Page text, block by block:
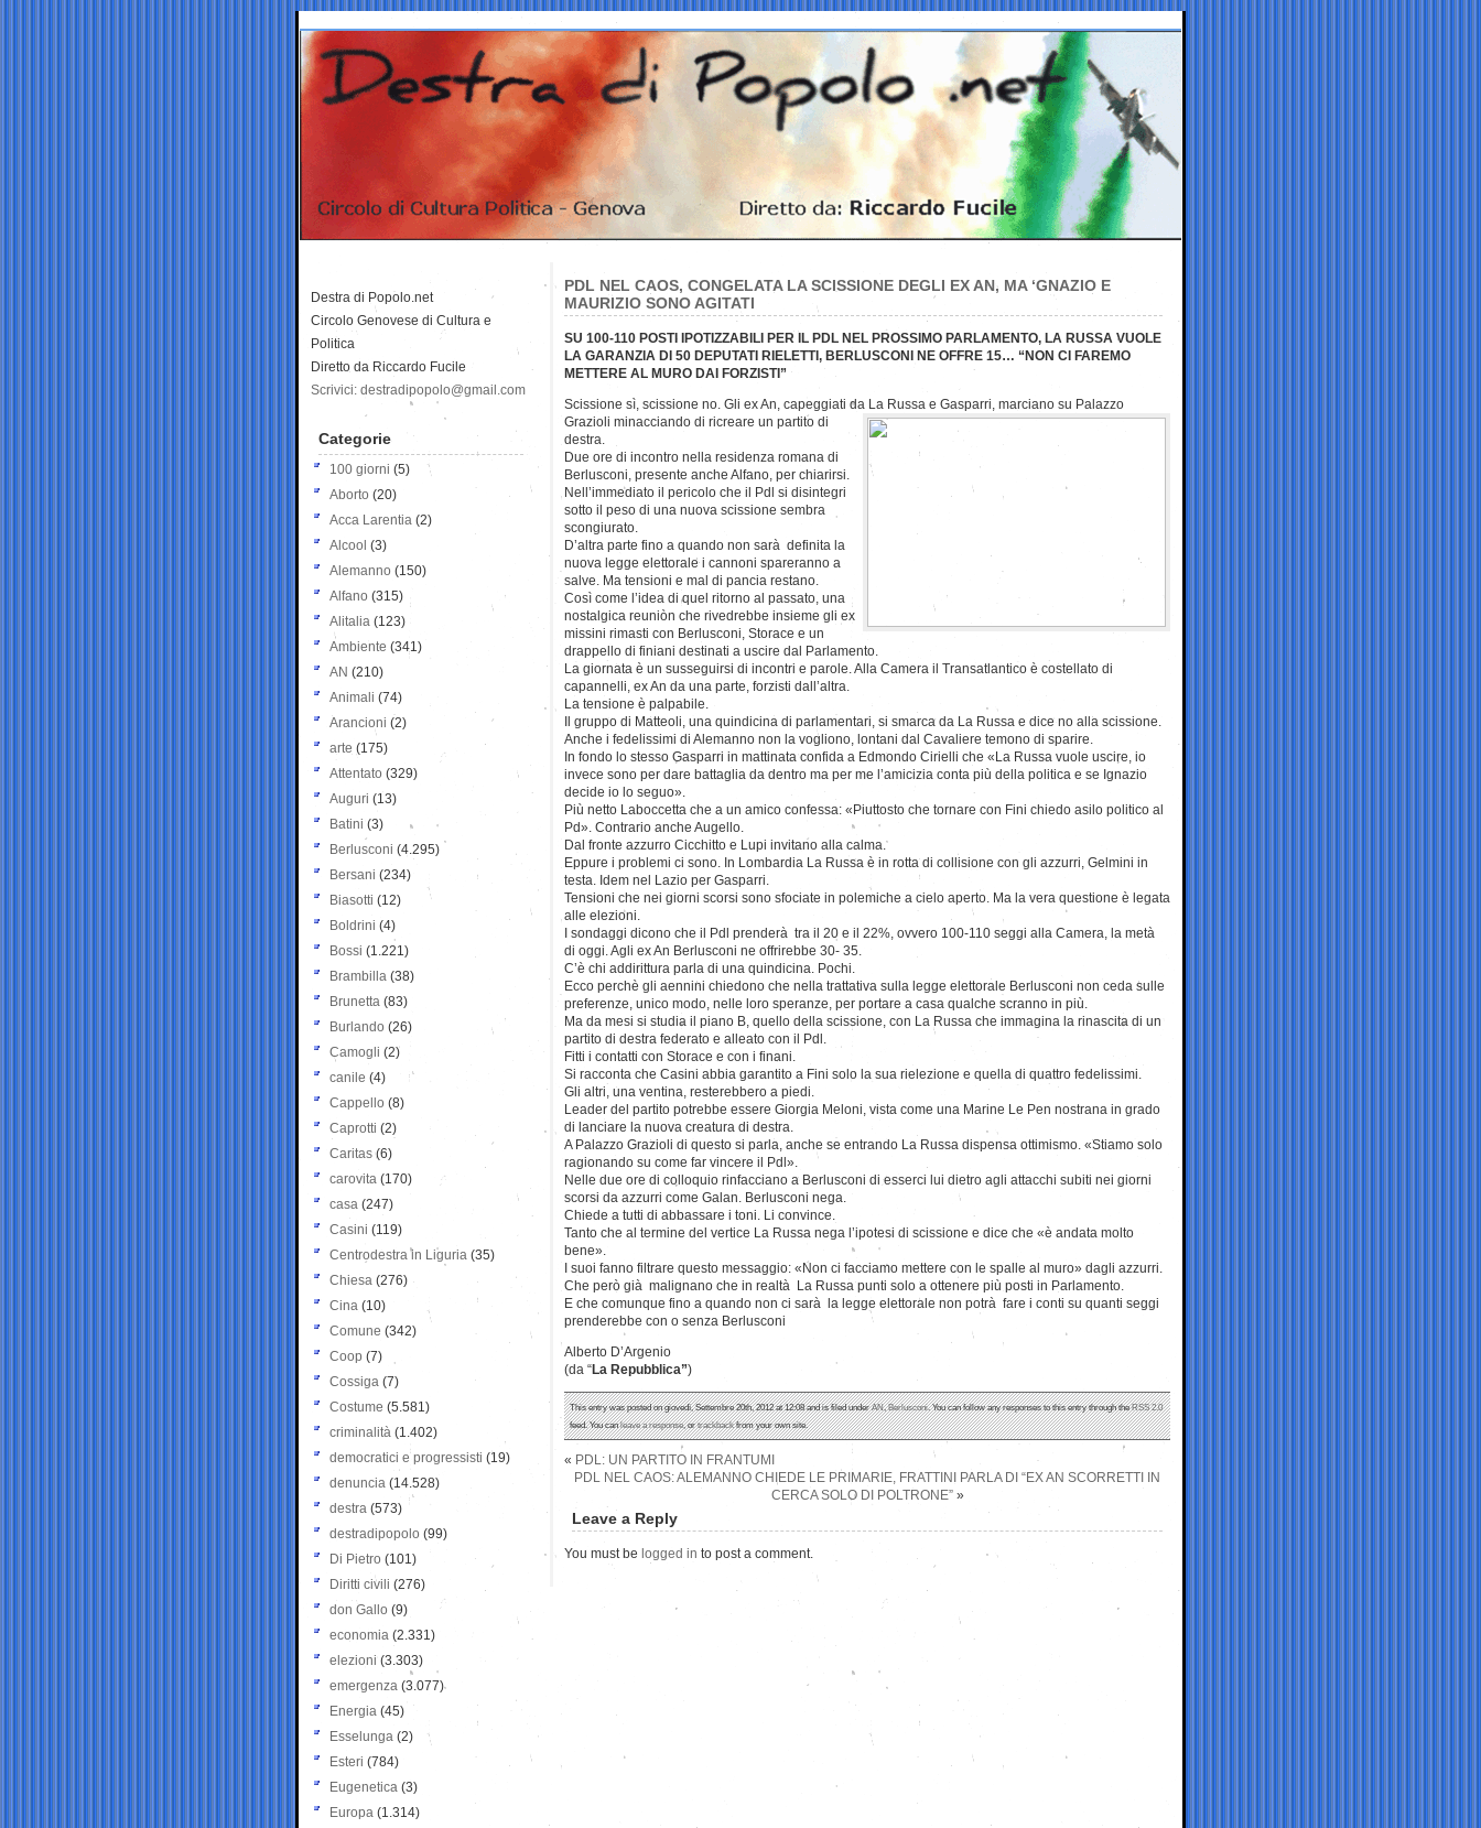
PDL NEL CAOS, CONGELATA LA SCISSIONE DEGLI EX AN, MA ‘GNAZIO E
MAURIZIO SONO AGITATI
SU 100-110 POSTI IPOTIZZABILI PER IL PDL NEL PROSSIMO PARLAMENTO, LA RUSSA VUOLE
LA GARANZIA DI 50 DEPUTATI RIELETTI, BERLUSCONI NE OFFRE 15… “NON CI FAREMO
METTERE AL MURO DAI FORZISTI”
Scissione sì, scissione no. Gli ex An, capeggiati da La Russa e Gasparri, marciano su Palazzo
Grazioli minacciando di ricreare un partito di
destra.
Due ore di incontro nella residenza romana di
Berlusconi, presente anche Alfano, per chiarirsi.
Nell’immediato il pericolo che il Pdl si disintegri
sotto il peso di una nuova scissione sembra
scongiurato.
D’altra parte fino a quando non sarà definita la
nuova legge elettorale i cannoni spareranno a
salve. Ma tensioni e mal di pancia restano.
Così come l’idea di quel ritorno al passato, una
nostalgica reuniòn che rivedrebbe insieme gli ex
missini rimasti con Berlusconi, Storace e un
drappello di finiani destinati a uscire dal Parlamento.
La giornata è un susseguirsi di incontri e parole. Alla Camera il Transatlantico è costellato di
capannelli, ex An da una parte, forzisti dall’altra.
La tensione è palpabile.
Il gruppo di Matteoli, una quindicina di parlamentari, si smarca da La Russa e dice no alla scissione.
Anche i fedelissimi di Alemanno non la vogliono, lontani dal Cavaliere temono di sparire.
In fondo lo stesso Gasparri in mattinata confida a Edmondo Cirielli che «La Russa vuole uscire, io
invece sono per dare battaglia da dentro ma per me l’amicizia conta più della politica e se Ignazio
decide io lo seguo».
Più netto Laboccetta che a un amico confessa: «Piuttosto che tornare con Fini chiedo asilo politico al
Pd». Contrario anche Augello.
Dal fronte azzurro Cicchitto e Lupi invitano alla calma.
Eppure i problemi ci sono. In Lombardia La Russa è in rotta di collisione con gli azzurri, Gelmini in
testa. Idem nel Lazio per Gasparri.
Tensioni che nei giorni scorsi sono sfociate in polemiche a cielo aperto. Ma la vera questione è legata
alle elezioni.
I sondaggi dicono che il Pdl prenderà tra il 20 e il 22%, ovvero 100-110 seggi alla Camera, la metà
di oggi. Agli ex An Berlusconi ne offrirebbe 30- 35.
C’è chi addirittura parla di una quindicina. Pochi.
Ecco perchè gli aennini chiedono che nella trattativa sulla legge elettorale Berlusconi non ceda sulle
preferenze, unico modo, nelle loro speranze, per portare a casa qualche scranno in più.
Ma da mesi si studia il piano B, quello della scissione, con La Russa che immagina la rinascita di un
partito di destra federato e alleato con il Pdl.
Fitti i contatti con Storace e con i finani.
Si racconta che Casini abbia garantito a Fini solo la sua rielezione e quella di quattro fedelissimi.
Gli altri, una ventina, resterebbero a piedi.
Leader del partito potrebbe essere Giorgia Meloni, vista come una Marine Le Pen nostrana in grado
di lanciare la nuova creatura di destra.
A Palazzo Grazioli di questo si parla, anche se entrando La Russa dispensa ottimismo. «Stiamo solo
ragionando su come far vincere il Pdl».
Nelle due ore di colloquio rinfacciano a Berlusconi di esserci lui dietro agli attacchi subiti nei giorni
scorsi da azzurri come Galan. Berlusconi nega.
Chiede a tutti di abbassare i toni. Li convince.
Tanto che al termine del vertice La Russa nega l’ipotesi di scissione e dice che «è andata molto
bene».
I suoi fanno filtrare questo messaggio: «Non ci facciamo mettere con le spalle al muro» dagli azzurri.
Che però già malignano che in realtà La Russa punti solo a ottenere più posti in Parlamento.
E che comunque fino a quando non ci sarà la legge elettorale non potrà fare i conti su quanti seggi
prenderebbe con o senza Berlusconi
Alberto D’Argenio
(da “La Repubblica”)
This entry was posted on giovedì, Settembre 20th, 2012 at 12:08 and is filed underAN,Berlusconi. You can follow any responses to this entry through theRSS 2.0
feed. You canleave a response, ortrackbackfrom your own site.
« PDL: UN PARTITO IN FRANTUMI
PDL NEL CAOS: ALEMANNO CHIEDE LE PRIMARIE, FRATTINI PARLA DI “EX AN SCORRETTI IN
CERCA SOLO DI POLTRONE”»
Leave a Reply
You must be logged in to post a comment.
Destra di Popolo.net
Circolo Genovese di Cultura e
Politica
Diretto da Riccardo Fucile
Scrivici: destradipopolo@gmail.com
Categorie
100 giorni (5)
Aborto (20)
Acca Larentia (2)
Alcool (3)
Alemanno (150)
Alfano (315)
Alitalia (123)
Ambiente (341)
AN (210)
Animali (74)
Arancioni (2)
arte (175)
Attentato (329)
Auguri (13)
Batini (3)
Berlusconi (4.295)
Bersani (234)
Biasotti (12)
Boldrini (4)
Bossi (1.221)
Brambilla (38)
Brunetta (83)
Burlando (26)
Camogli (2)
canile (4)
Cappello (8)
Caprotti (2)
Caritas (6)
carovita (170)
casa (247)
Casini (119)
Centrodestra in Liguria (35)
Chiesa (276)
Cina (10)
Comune (342)
Coop (7)
Cossiga (7)
Costume (5.581)
criminalità (1.402)
democratici e progressisti (19)
denuncia (14.528)
destra (573)
destradipopolo (99)
Di Pietro (101)
Diritti civili (276)
don Gallo (9)
economia (2.331)
elezioni (3.303)
emergenza (3.077)
Energia (45)
Esselunga (2)
Esteri (784)
Eugenetica (3)
Europa (1.314)